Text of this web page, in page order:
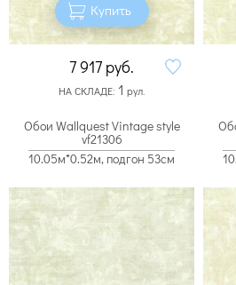
Купить
7 917 руб.
НА СКЛАДЕ: 1 рул.
Обои Wallquest Vintage style
vf21306
10.05м*0.52м, подгон 53см